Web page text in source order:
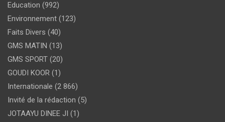
Education (992)
Environnement (123)
Faits Divers (40)
GMS MATIN (13)
GMS SPORT (20)
GOUDI KOOR (1)
Internationale (2 866)
Invité de la rédaction (5)
JOTAAYU DINEE JI (1)